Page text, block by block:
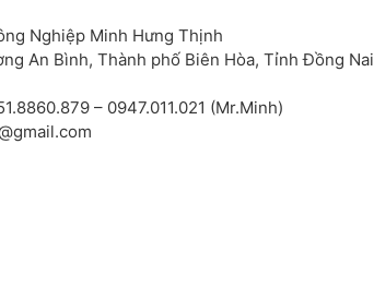
Nghiệp Minh Hưng Thịnh
An Bình, Thành phố Biên Hòa, Tỉnh Đồng Nai
– 0947.011.021 (Mr.Minh)